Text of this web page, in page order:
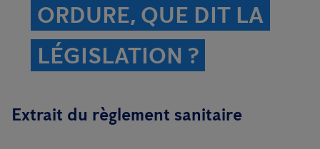
ORDURE, QUE DIT LA
LÉGISLATION ?
Extrait du règlement sanitaire